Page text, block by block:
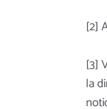
[2]
[3]
la